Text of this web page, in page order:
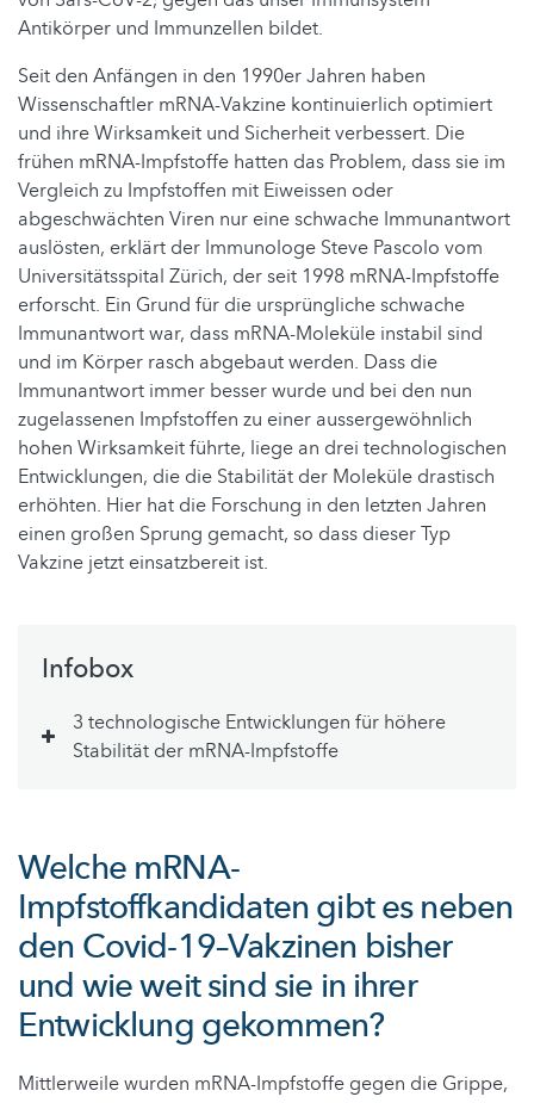
Antikörper und Immunzellen bildet.
Seit den Anfängen in den 1990er Jahren haben
Wissenschaftler mRNA-Vakzine kontinuierlich optimiert
und ihre Wirksamkeit und Sicherheit verbessert. Die
frühen mRNA-Impfstoffe hatten das Problem, dass sie im
Vergleich zu Impfstoffen mit Eiweissen oder
abgeschwächten Viren nur eine schwache Immunantwort
auslösten, erklärt der Immunologe Steve Pascolo vom
Universitätsspital Zürich, der seit 1998 mRNA-Impfstoffe
erforscht. Ein Grund für die ursprüngliche schwache
Immunantwort war, dass mRNA-Moleküle instabil sind
und im Körper rasch abgebaut werden. Dass die
Immunantwort immer besser wurde und bei den nun
zugelassenen Impfstoffen zu einer aussergewöhnlich
hohen Wirksamkeit führte, liege an drei technologischen
Entwicklungen, die die Stabilität der Moleküle drastisch
erhöhten. Hier hat die Forschung in den letzten Jahren
einen großen Sprung gemacht, so dass dieser Typ
Vakzine jetzt einsatzbereit ist.
Infobox
3 technologische Entwicklungen für höhere
Stabilität der mRNA-Impfstoffe
Welche mRNA-
Impfstoffkandidaten gibt es neben
den Covid-19–Vakzinen bisher
und wie weit sind sie in ihrer
Entwicklung gekommen?
Mittlerweile wurden mRNA-Impfstoffe gegen die Grippe,